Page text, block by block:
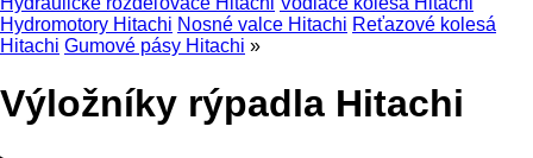
Hydromotory Hitachi Nosné valce Hitachi Reťazové kolesá
Hitachi Gumové pásy Hitachi »
Výložníky rýpadla Hitachi